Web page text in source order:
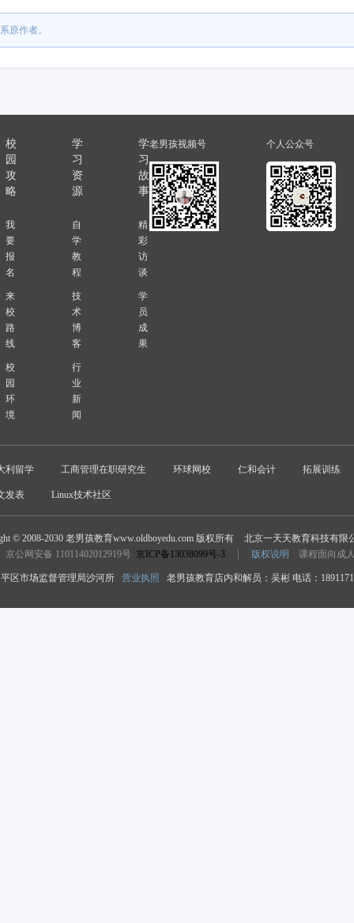
原作者。
校
园
攻
略
我
要
报
名
来
校
路
线
校
园
环
境
学
习
资
源
自
学
教
程
技
术
博
客
行
业
新
闻
学
习
故
事
精
彩
访
谈
学
员
成
果
老男孩视频号 个人公众号
利留学 工商管理在职研究生 环球网校 仁和会计 拓展训练
发表 Linux技术社区
© 2008-2030 老男孩教育www.oldboyedu.com 版权所有
北京一天天教育科技有限
京公网安备 11011402012919号 京ICP备13038099号-3 版权说明 课程面向成
区市场监督管理局沙河所 营业执照 老男孩教育店内和解员：吴彬 电话：